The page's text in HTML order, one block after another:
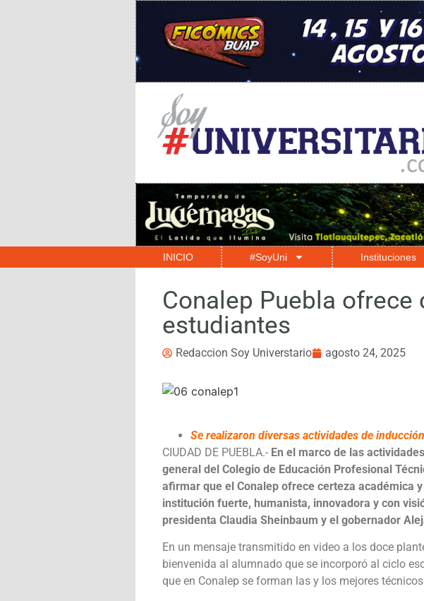
INICIO #SoyUni Instituciones
Conalep Puebla
estudiantes
Redaccion Soy Universtario agosto 24, 2025
Se realizaron diversas actividades de
CIUDAD DE PUEBLA.- En el marco de las
general del Colegio de Educación Profesional
afirmar que el Conalep ofrece certeza académica
institución fuerte, humanista, innovadora y con
presidenta Claudia Sheinbaum y el gobernador
En un mensaje transmitido en video a los doce
bienvenida al alumnado que se incorporó al ciclo
que en Conalep se forman las y los mejores